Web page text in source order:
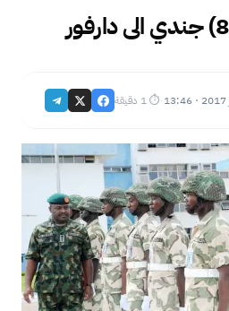
·⏱ 1 دقيقة